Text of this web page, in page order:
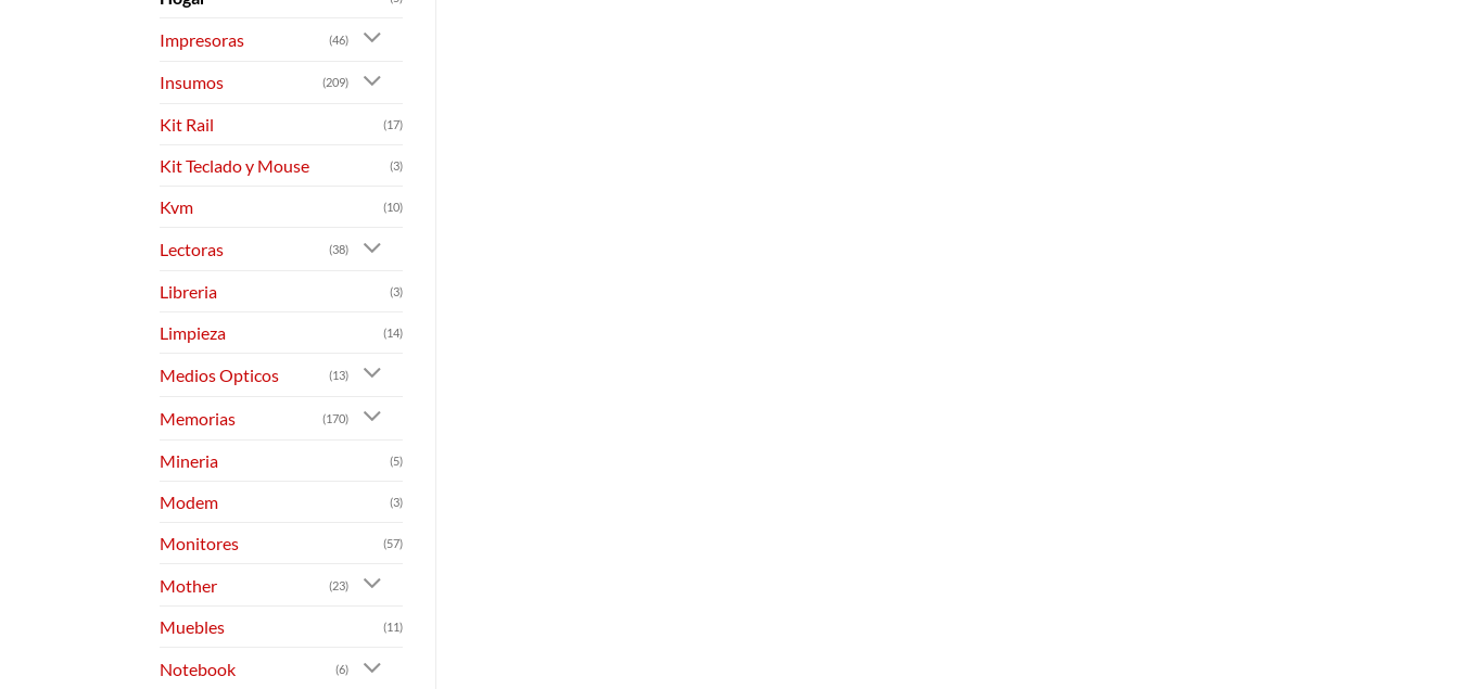
Impresoras (46)
Insumos (209)
Kit Rail (17)
Kit Teclado y Mouse (3)
Kvm (10)
Lectoras (38)
Libreria (3)
Limpieza (14)
Medios Opticos (13)
Memorias (170)
Mineria (5)
Modem (3)
Monitores (57)
Mother (23)
Muebles (11)
Notebook (6)